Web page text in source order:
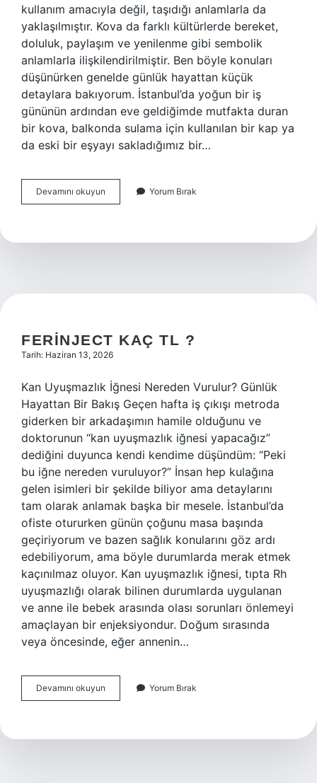
kullanım amacıyla değil, taşıdığı anlamlarla da
yaklaşılmıştır. Kova da farklı kültürlerde bereket,
doluluk, paylaşım ve yenilenme gibi sembolik
anlamlarla ilişkilendirilmiştir. Ben böyle konuları
düşünürken genelde günlük hayattan küçük
detaylara bakıyorum. İstanbul’da yoğun bir iş
gününün ardından eve geldiğimde mutfakta duran
bir kova, balkonda sulama için kullanılan bir kap ya
da eski bir eşyayı sakladığımız bir…
Devamını okuyun Kovaların
uğurlu
?
Yorum Bırak
FERINJECT KAÇ TL ?
Tarih: Haziran 13, 2026
Kan Uyuşmazlık İğnesi Nereden Vurulur? Günlük
Hayattan Bir Bakış Geçen hafta iş çıkışı metroda
giderken bir arkadaşımın hamile olduğunu ve
doktorunun “kan uyuşmazlık iğnesi yapacağız”
dediğini duyunca kendi kendime düşündüm: “Peki
bu iğne nereden vuruluyor?” İnsan hep kulağına
gelen isimleri bir şekilde biliyor ama detaylarını
tam olarak anlamak başka bir mesele. İstanbul’da
ofiste otururken günün çoğunu masa başında
geçiriyorum ve bazen sağlık konularını göz ardı
edebiliyorum, ama böyle durumlarda merak etmek
kaçınılmaz oluyor. Kan uyuşmazlık iğnesi, tıpta Rh
uyuşmazlığı olarak bilinen durumlarda uygulanan
ve anne ile bebek arasında olası sorunları önlemeyi
amaçlayan bir enjeksiyondur. Doğum sırasında
veya öncesinde, eğer annenin…
Devamını okuyun Ferinject
kaç
Yorum Bırak